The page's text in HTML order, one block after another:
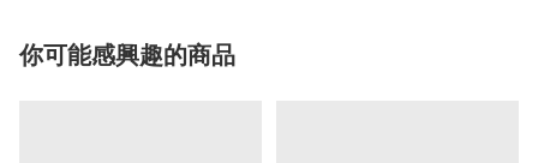
你可能感興趣的商品